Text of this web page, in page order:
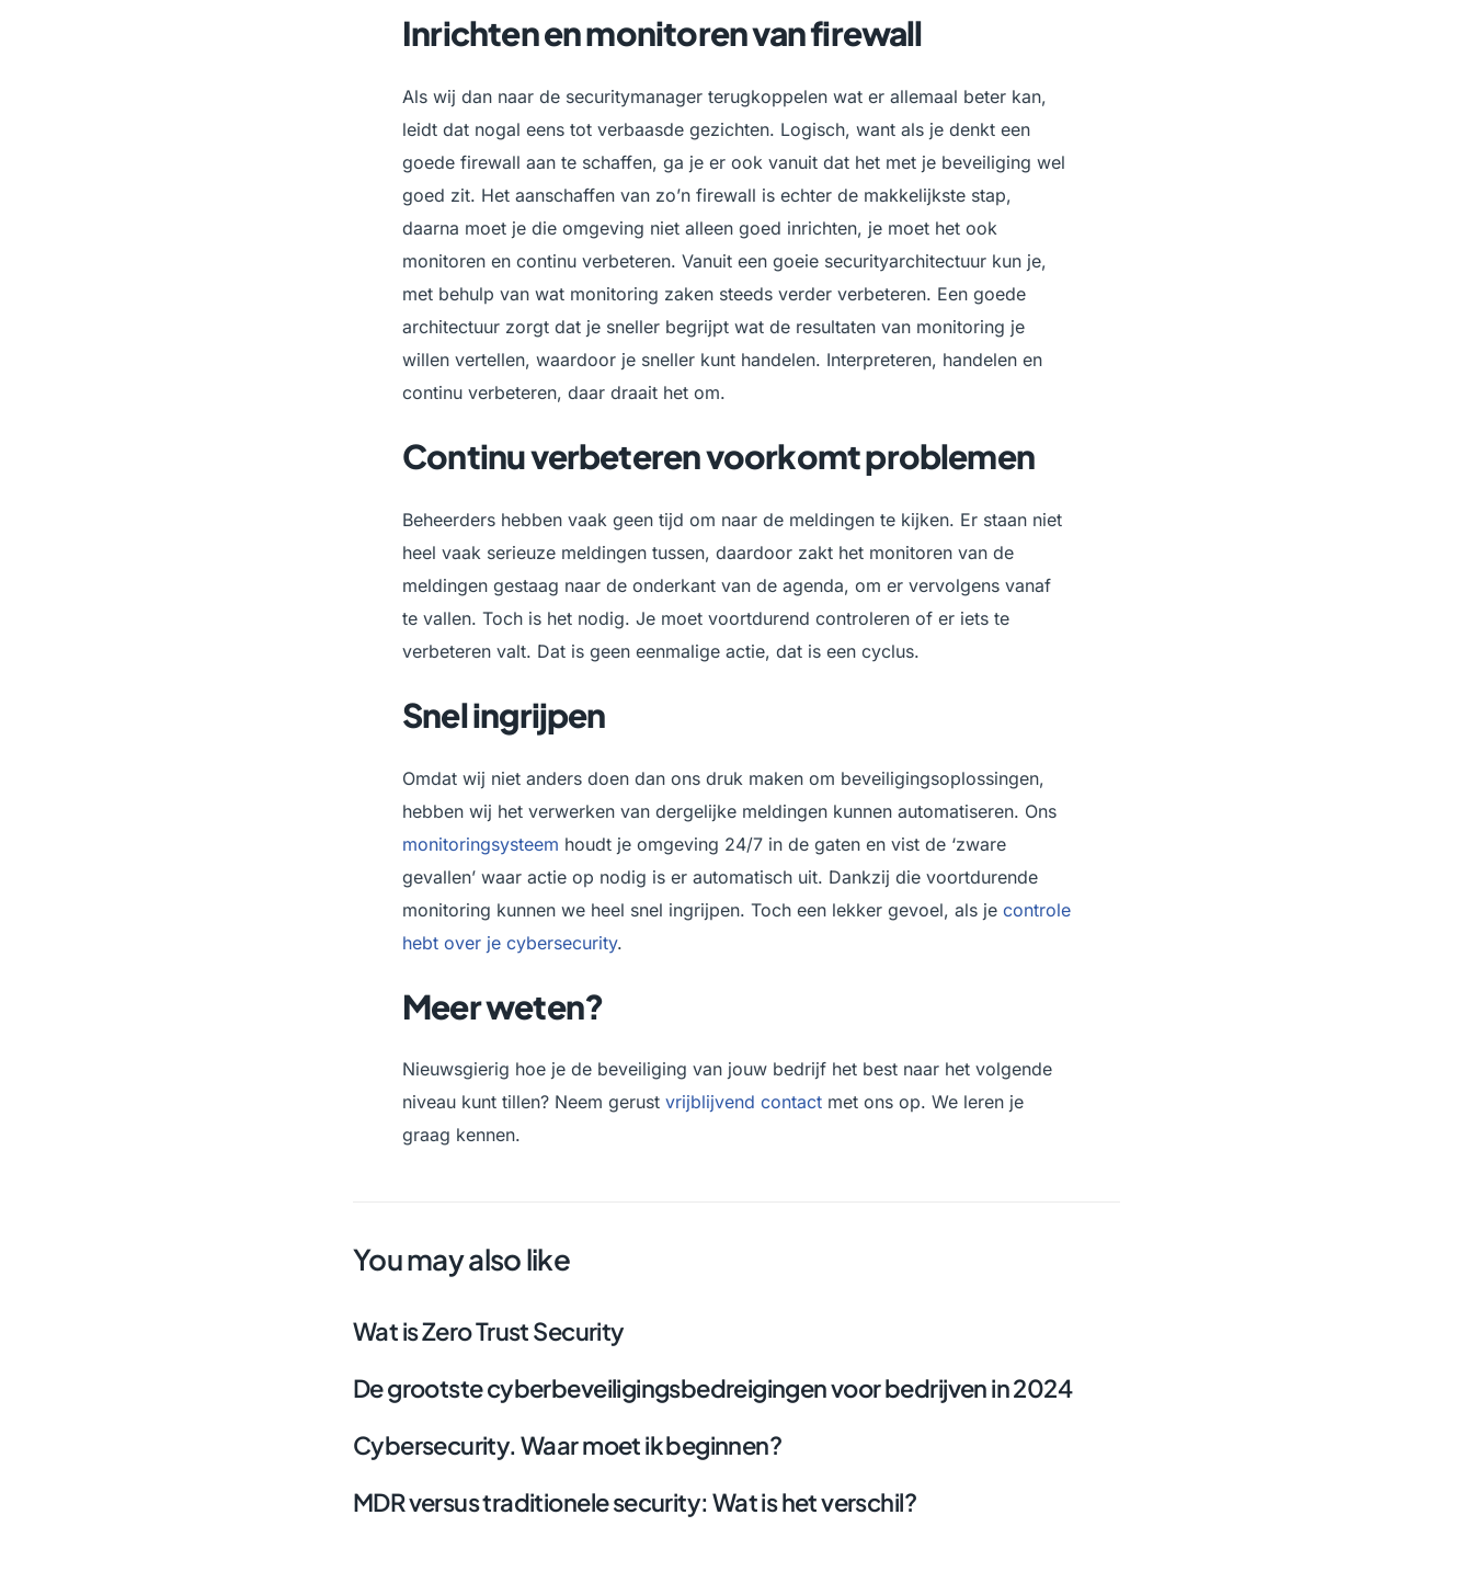
Inrichten en monitoren van firewall
Als wij dan naar de securitymanager terugkoppelen wat er allemaal beter kan,
leidt dat nogal eens tot verbaasde gezichten. Logisch, want als je denkt een
goede firewall aan te schaffen, ga je er ook vanuit dat het met je beveiliging wel
goed zit. Het aanschaffen van zo’n firewall is echter de makkelijkste stap,
daarna moet je die omgeving niet alleen goed inrichten, je moet het ook
monitoren en continu verbeteren. Vanuit een goeie securityarchitectuur kun je,
met behulp van wat monitoring zaken steeds verder verbeteren. Een goede
architectuur zorgt dat je sneller begrijpt wat de resultaten van monitoring je
willen vertellen, waardoor je sneller kunt handelen. Interpreteren, handelen en
continu verbeteren, daar draait het om.
Continu verbeteren voorkomt problemen
Beheerders hebben vaak geen tijd om naar de meldingen te kijken. Er staan niet
heel vaak serieuze meldingen tussen, daardoor zakt het monitoren van de
meldingen gestaag naar de onderkant van de agenda, om er vervolgens vanaf
te vallen. Toch is het nodig. Je moet voortdurend controleren of er iets te
verbeteren valt. Dat is geen eenmalige actie, dat is een cyclus.
Snel ingrijpen
Omdat wij niet anders doen dan ons druk maken om beveiligingsoplossingen,
hebben wij het verwerken van dergelijke meldingen kunnen automatiseren. Ons
monitoringsysteem houdt je omgeving 24/7 in de gaten en vist de ‘zware
gevallen’ waar actie op nodig is er automatisch uit. Dankzij die voortdurende
monitoring kunnen we heel snel ingrijpen. Toch een lekker gevoel, als je controle
hebt over je cybersecurity.
Meer weten?
Nieuwsgierig hoe je de beveiliging van jouw bedrijf het best naar het volgende
niveau kunt tillen? Neem gerust vrijblijvend contact met ons op. We leren je
graag kennen.
You may also like
Wat is Zero Trust Security
De grootste cyberbeveiligingsbedreigingen voor bedrijven in 2024
Cybersecurity. Waar moet ik beginnen?
MDR versus traditionele security: Wat is het verschil?